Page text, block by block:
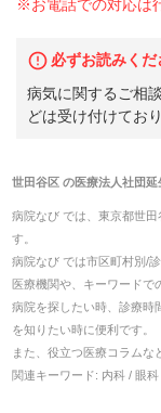
※お電話での対応は
必ずお読みくだ
病気に関するご相
どは受け付けてお
世田谷区の医療法人社団
病院なび では、 東京都世田
す。
病院なび では市区町村別/
医療機関や、キーワードで
病院を探したい時、診療時
を知りたい時に便利です。
また、役立つ医療コラムな
関連キーワード: 内科 / 眼